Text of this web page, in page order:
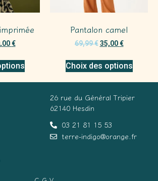
€
Pantalon camel
69,99€ 35,00€
Choix des options
26 rue du Général Tripier
62140 Hesdin
03 21 81 15 53
terre-indigo@orange.fr